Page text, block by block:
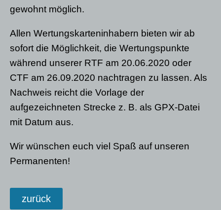
gewohnt möglich.
Allen Wertungskarteninhabern bieten wir ab
sofort die Möglichkeit, die Wertungspunkte
während unserer RTF am 20.06.2020 oder
CTF am 26.09.2020 nachtragen zu lassen. Als
Nachweis reicht die Vorlage der
aufgezeichneten Strecke z. B. als GPX-Datei
mit Datum aus.
Wir wünschen euch viel Spaß auf unseren
Permanenten!
zurück